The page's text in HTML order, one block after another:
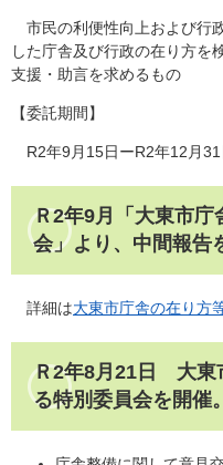
市民の利便性向上および行
した庁舎及び行政の在り方を
支援・助言を求めるもの
【委託期間】
R2年9月15日ーR2年12月31
Ｒ2年9月「大東市庁
会」より、中間報告
詳細は大東市庁舎の在り方
Ｒ2年8月21日 大東
る特別委員会を開催。